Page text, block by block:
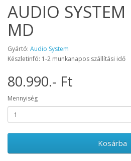
AUDIO
MD
Gyártó: Audio System
Készletinfó: 1-2 munkanapos szállítási idő
80.990.- Ft
Mennyiség
Kosárba